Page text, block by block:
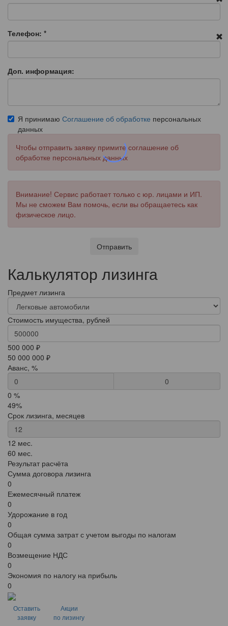
Телефон: *
Доп. информация:
Я принимаю Соглашение об обработке персональных
данных
Чтобы отправить заявку примите соглашение об
обработке персональных данных
Внимание! Сервис работает только с юр. лицами и ИП.
Мы не сможем Вам помочь, если вы обращаетесь как
физическое лицо.
Отправить
Калькулятор лизинга
Предмет лизинга
Стоимость имущества, рублей
500 000 ₽
50 000 000 ₽
Аванс, %
0
0 %
49%
Срок лизинга, месяцев
12 мес.
60 мес.
Результат расчёта
Сумма договора лизинга
0
Ежемесячный платеж
0
Удорожание в год
0
Общая сумма затрат с учетом выгоды по налогам
0
Возмещение НДС
0
Экономия по налогу на прибыль
0
Оставить
заявку
Акции
по лизингу